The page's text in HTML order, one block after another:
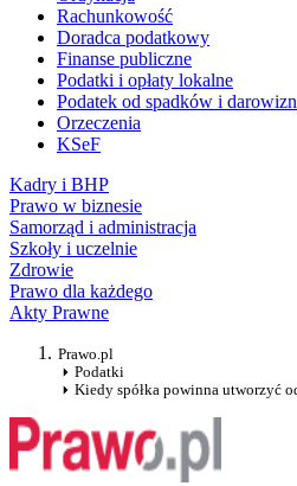
Rachunkowość
Doradca podatkowy
Finanse publiczne
Podatki i opłaty lokalne
Podatek od spadków i darowizn
Orzeczenia
KSeF
Kadry i BHP
Prawo w biznesie
Samorząd i administracja
Szkoły i uczelnie
Zdrowie
Prawo dla każdego
Akty Prawne
Prawo.pl
Podatki
Kiedy spółka powinna utworzyć